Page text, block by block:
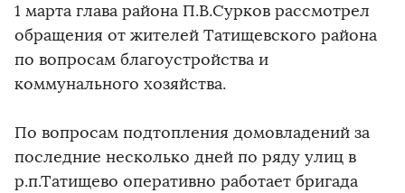
1 марта глава района П.В.Сурков рассмотрел
обращения от жителей Татищевского района
по вопросам благоустройства и
коммунального хозяйства.
По вопросам подтопления домовладений за
последние несколько дней по ряду улиц в
р.п.Татищево оперативно работает бригада